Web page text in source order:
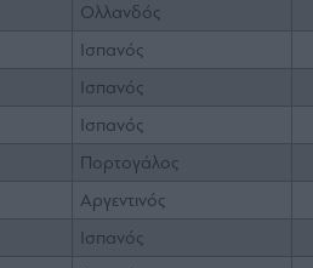
Ολλανδός
Ισπανός
Ισπανός
Ισπανός
Πορτογάλος
Αργεντινός
Ισπανός